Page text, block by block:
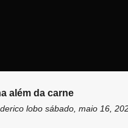
além da carne
lobo sábado, maio 16,